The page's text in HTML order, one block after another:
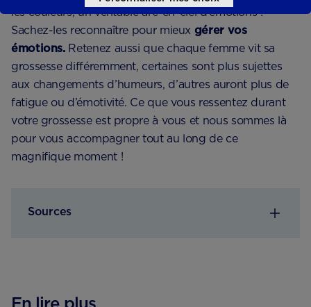
les couleurs, un véritable arc-en-ciel d’émotions !
Sachez-les reconnaître pour mieux gérer vos
émotions.Retenez aussi que chaque femme vit sa
grossesse différemment, certaines sont plus sujettes
aux changements d’humeurs, d’autres auront plus de
fatigue ou d’émotivité. Ce que vous ressentez durant
votre grossesse est propre à vous et nous sommes là
pour vous accompagner tout au long de ce
magnifique moment !
Sources